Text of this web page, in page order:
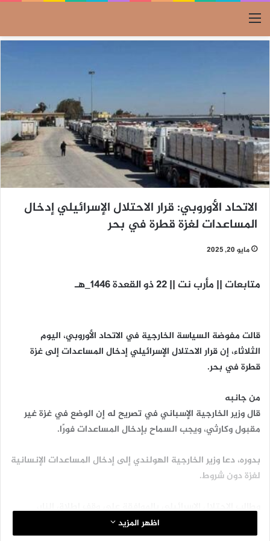
القائمة
الاتحاد الأوروبي: قرار الاحتلال الإسرائيلي إدخال
المساعدات لغزة قطرة في بحر
مايو 20, 2025
متابعات || مأرب نت || 22 ذو القعدة 1446_ه‍ـ
قالت مفوضة السياسة الخارجية في الاتحاد الأوروبي، اليوم
الثلاثاء، إن قرار الاحتلال الإسرائيلي إدخال المساعدات إلى غزة
قطرة في بحر.
من جانبه
قال وزير الخارجية الإسباني في تصريح له إن الوضع في غزة غير
مقبول وكارثي، ويجب السماح بإدخال المساعدات فورًا.
بدوره، دعا وزير الخارجية الهولندي إلى إدخال المساعدات الإنسانية
لغزة دون شروط.
مستنكرًا في الوقت نفسه، توسع المستوطنات بالضفة الغربية.
اظهر المزيد